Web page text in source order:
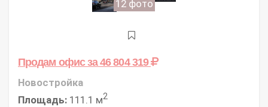
12 фото
Продам офисза 46 804 319
Новостройка
Площадь: 111.1 м2